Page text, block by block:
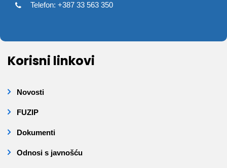
Telefon: +387 33 563 350
Korisni linkovi
Novosti
FUZIP
Dokumenti
Odnosi s javnošću